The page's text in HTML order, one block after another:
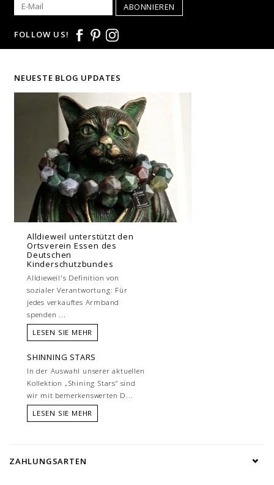
ABONNIEREN
FOLLOW US!
NEUESTE BLOG UPDATES
Alldieweil unterstützt den
Ortsverein Essen des
Deutschen
Kinderschutzbundes
Alldieweil's Definition von
sozialer Verantwortung: Für
jedes verkauftes Armband
spenden ...
LESEN SIE MEHR
SHINNING STARS
In der Auswahl unserer aktuellen
Kollektion „Shining Stars“ sind
wir mit bemerkenswerten D...
LESEN SIE MEHR
ZAHLUNGSARTEN